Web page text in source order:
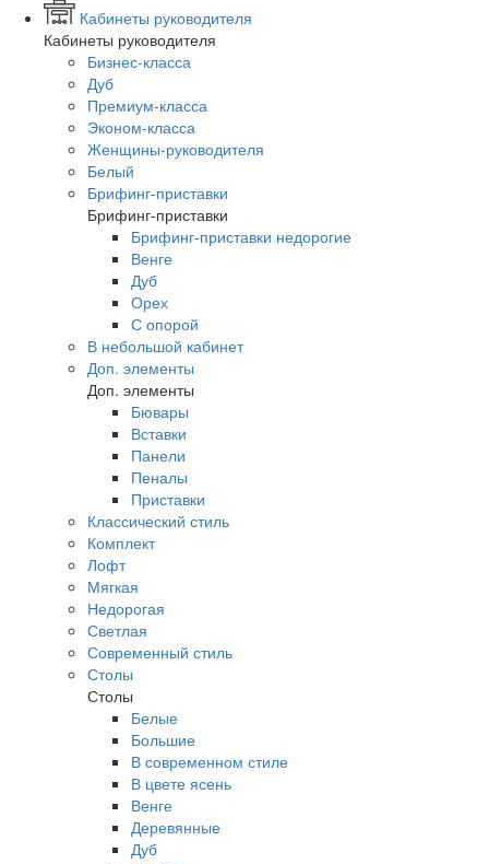
Кабинеты руководителя
Кабинеты руководителя
Бизнес-класса
Дуб
Премиум-класса
Эконом-класса
Женщины-руководителя
Белый
Брифинг-приставки
Брифинг-приставки
Брифинг-приставки недорогие
Венге
Дуб
Орех
С опорой
В небольшой кабинет
Доп. элементы
Доп. элементы
Бювары
Вставки
Панели
Пеналы
Приставки
Классический стиль
Комплект
Лофт
Мягкая
Недорогая
Светлая
Современный стиль
Столы
Столы
Белые
Большие
В современном стиле
В цвете ясень
Венге
Деревянные
Дуб